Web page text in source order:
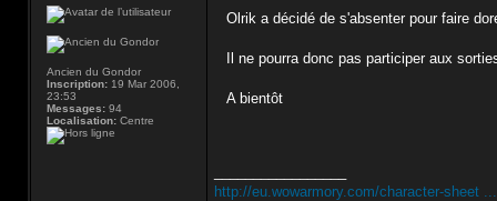
Ancien du Gondor
Inscription: 19 Mar 2006,
23:53
Messages: 94
Localisation: Centre
Olrik a décidé de s'absenter pour faire
Il ne pourra donc pas participer aux
A bientôt
http://eu.wowarmory.com/character-sheet